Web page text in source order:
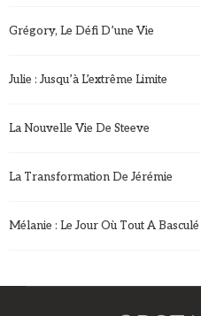
Grégory, Le Défi D’une Vie
Julie : Jusqu’à L’extrême Limite
La Nouvelle Vie De Steeve
La Transformation De Jérémie
Mélanie : Le Jour Où Tout A Basculé